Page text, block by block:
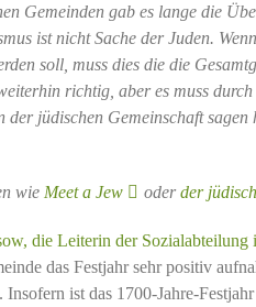
Gemeinden gab es lange die
ist nicht Sache der Juden. Wenn
soll, muss dies die die
richtig, aber es muss durch
der jüdischen Gemeinschaft
wie Meet a Jew oderder
die Leiterin der Sozialabteilung
das Festjahr sehr positiv
ist das 1700-Jahre-